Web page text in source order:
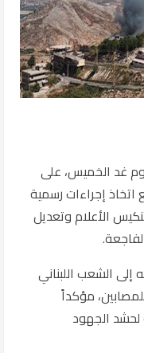
يوم غد الخميس، على
اتخاذ إجراءات رسمية
الأعلام وتعديل
الشعب اللبناني
مؤكداً
لحشد الجهود